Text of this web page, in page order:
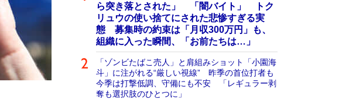
ら突き落とされた」 「闇バイト」 トク
リュウの使い捨てにされた悲惨すぎる実
態 募集時の約束は「月収300万円」も、
組織に入った瞬間、「お前たちは…」
「ゾンビたばこ売人」と肩組みショット「小園海
斗」に注がれる“厳しい視線” 昨季の首位打者も
今季は打撃低調、守備にも不安 「レギュラー剥
奪も選択肢のひとつに」